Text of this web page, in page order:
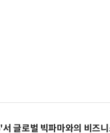
글로벌 빅파마와의 비즈니